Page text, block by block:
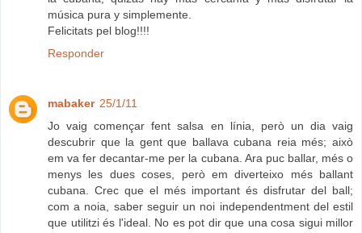
música pura y simplemente.
Felicitats pel blog!!!!
Responder
mabaker 25/1/11
Jo vaig començar fent salsa en línia, però un dia vaig
descubrir que la gent que ballava cubana reia més; això
em va fer decantar-me per la cubana. Ara puc ballar, més o
menys les dues coses, però em diverteixo més ballant
cubana. Crec que el més important és disfrutar del ball;
com a noia, saber seguir un noi independentment del estil
que utilitzi és l'ideal. No es pot dir que una cosa sigui millor